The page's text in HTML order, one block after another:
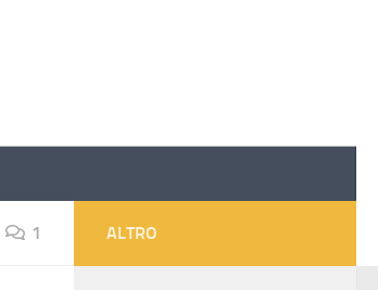
1 ALTRO